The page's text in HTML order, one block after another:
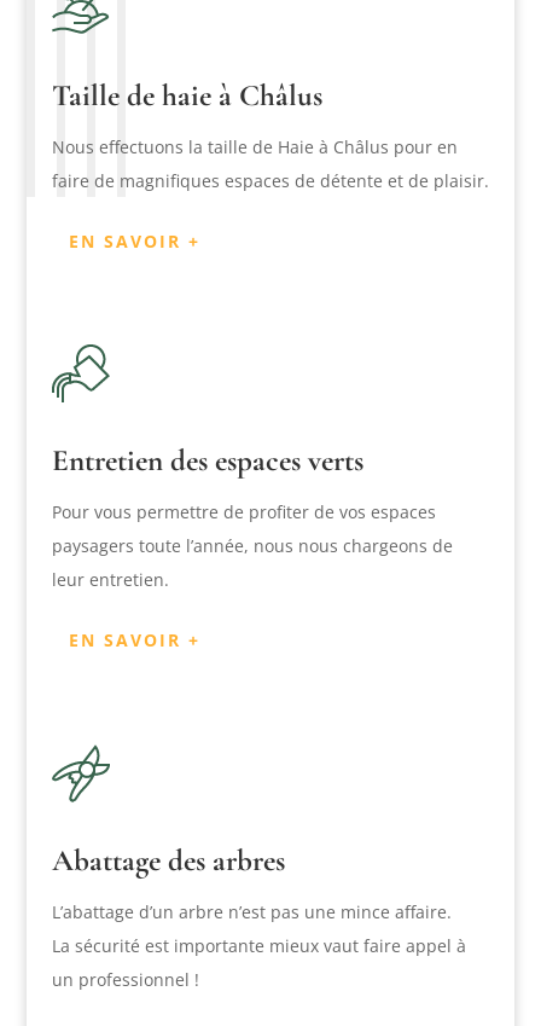
Taille de haie à Châlus
Nous effectuons la taille de Haie à Châlus pour en
faire de magnifiques espaces de détente et de plaisir.
EN SAVOIR +
Entretien des espaces verts
Pour vous permettre de profiter de vos espaces
paysagers toute l’année, nous nous chargeons de
leur entretien.
EN SAVOIR +
Abattage des arbres
L’abattage d’un arbre n’est pas une mince affaire.
La sécurité est importante mieux vaut faire appel à
un professionnel !